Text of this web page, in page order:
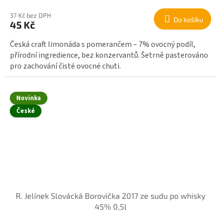
37 Kč bez DPH
45 Kč Do košíku
Česká craft limonáda s pomerančem – 7% ovocný podíl,
přírodní ingredience, bez konzervantů. Šetrně pasterováno
pro zachování čisté ovocné chuti.
Novinka
České
R. Jelínek Slovácká Borovička 2017 ze sudu po whisky
45% 0,5l